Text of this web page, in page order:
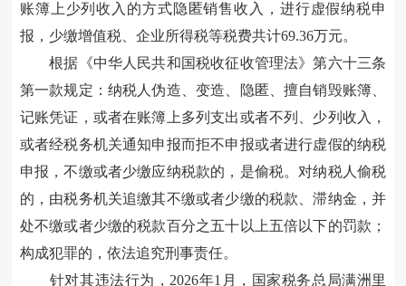
账簿上少列收入的方式隐匿销售收入，进行虚假纳税申
报，少缴增值税、企业所得税等税费共计69.36万元。
根据《中华人民共和国税收征收管理法》第六十三条
第一款规定：纳税人伪造、变造、隐匿、擅自销毁账簿、
记账凭证，或者在账簿上多列支出或者不列、少列收入，
或者经税务机关通知申报而拒不申报或者进行虚假的纳税
申报，不缴或者少缴应纳税款的，是偷税。对纳税人偷税
的，由税务机关追缴其不缴或者少缴的税款、滞纳金，并
处不缴或者少缴的税款百分之五十以上五倍以下的罚款；
构成犯罪的，依法追究刑事责任。
针对其违法行为，2026年1月，国家税务总局满洲里